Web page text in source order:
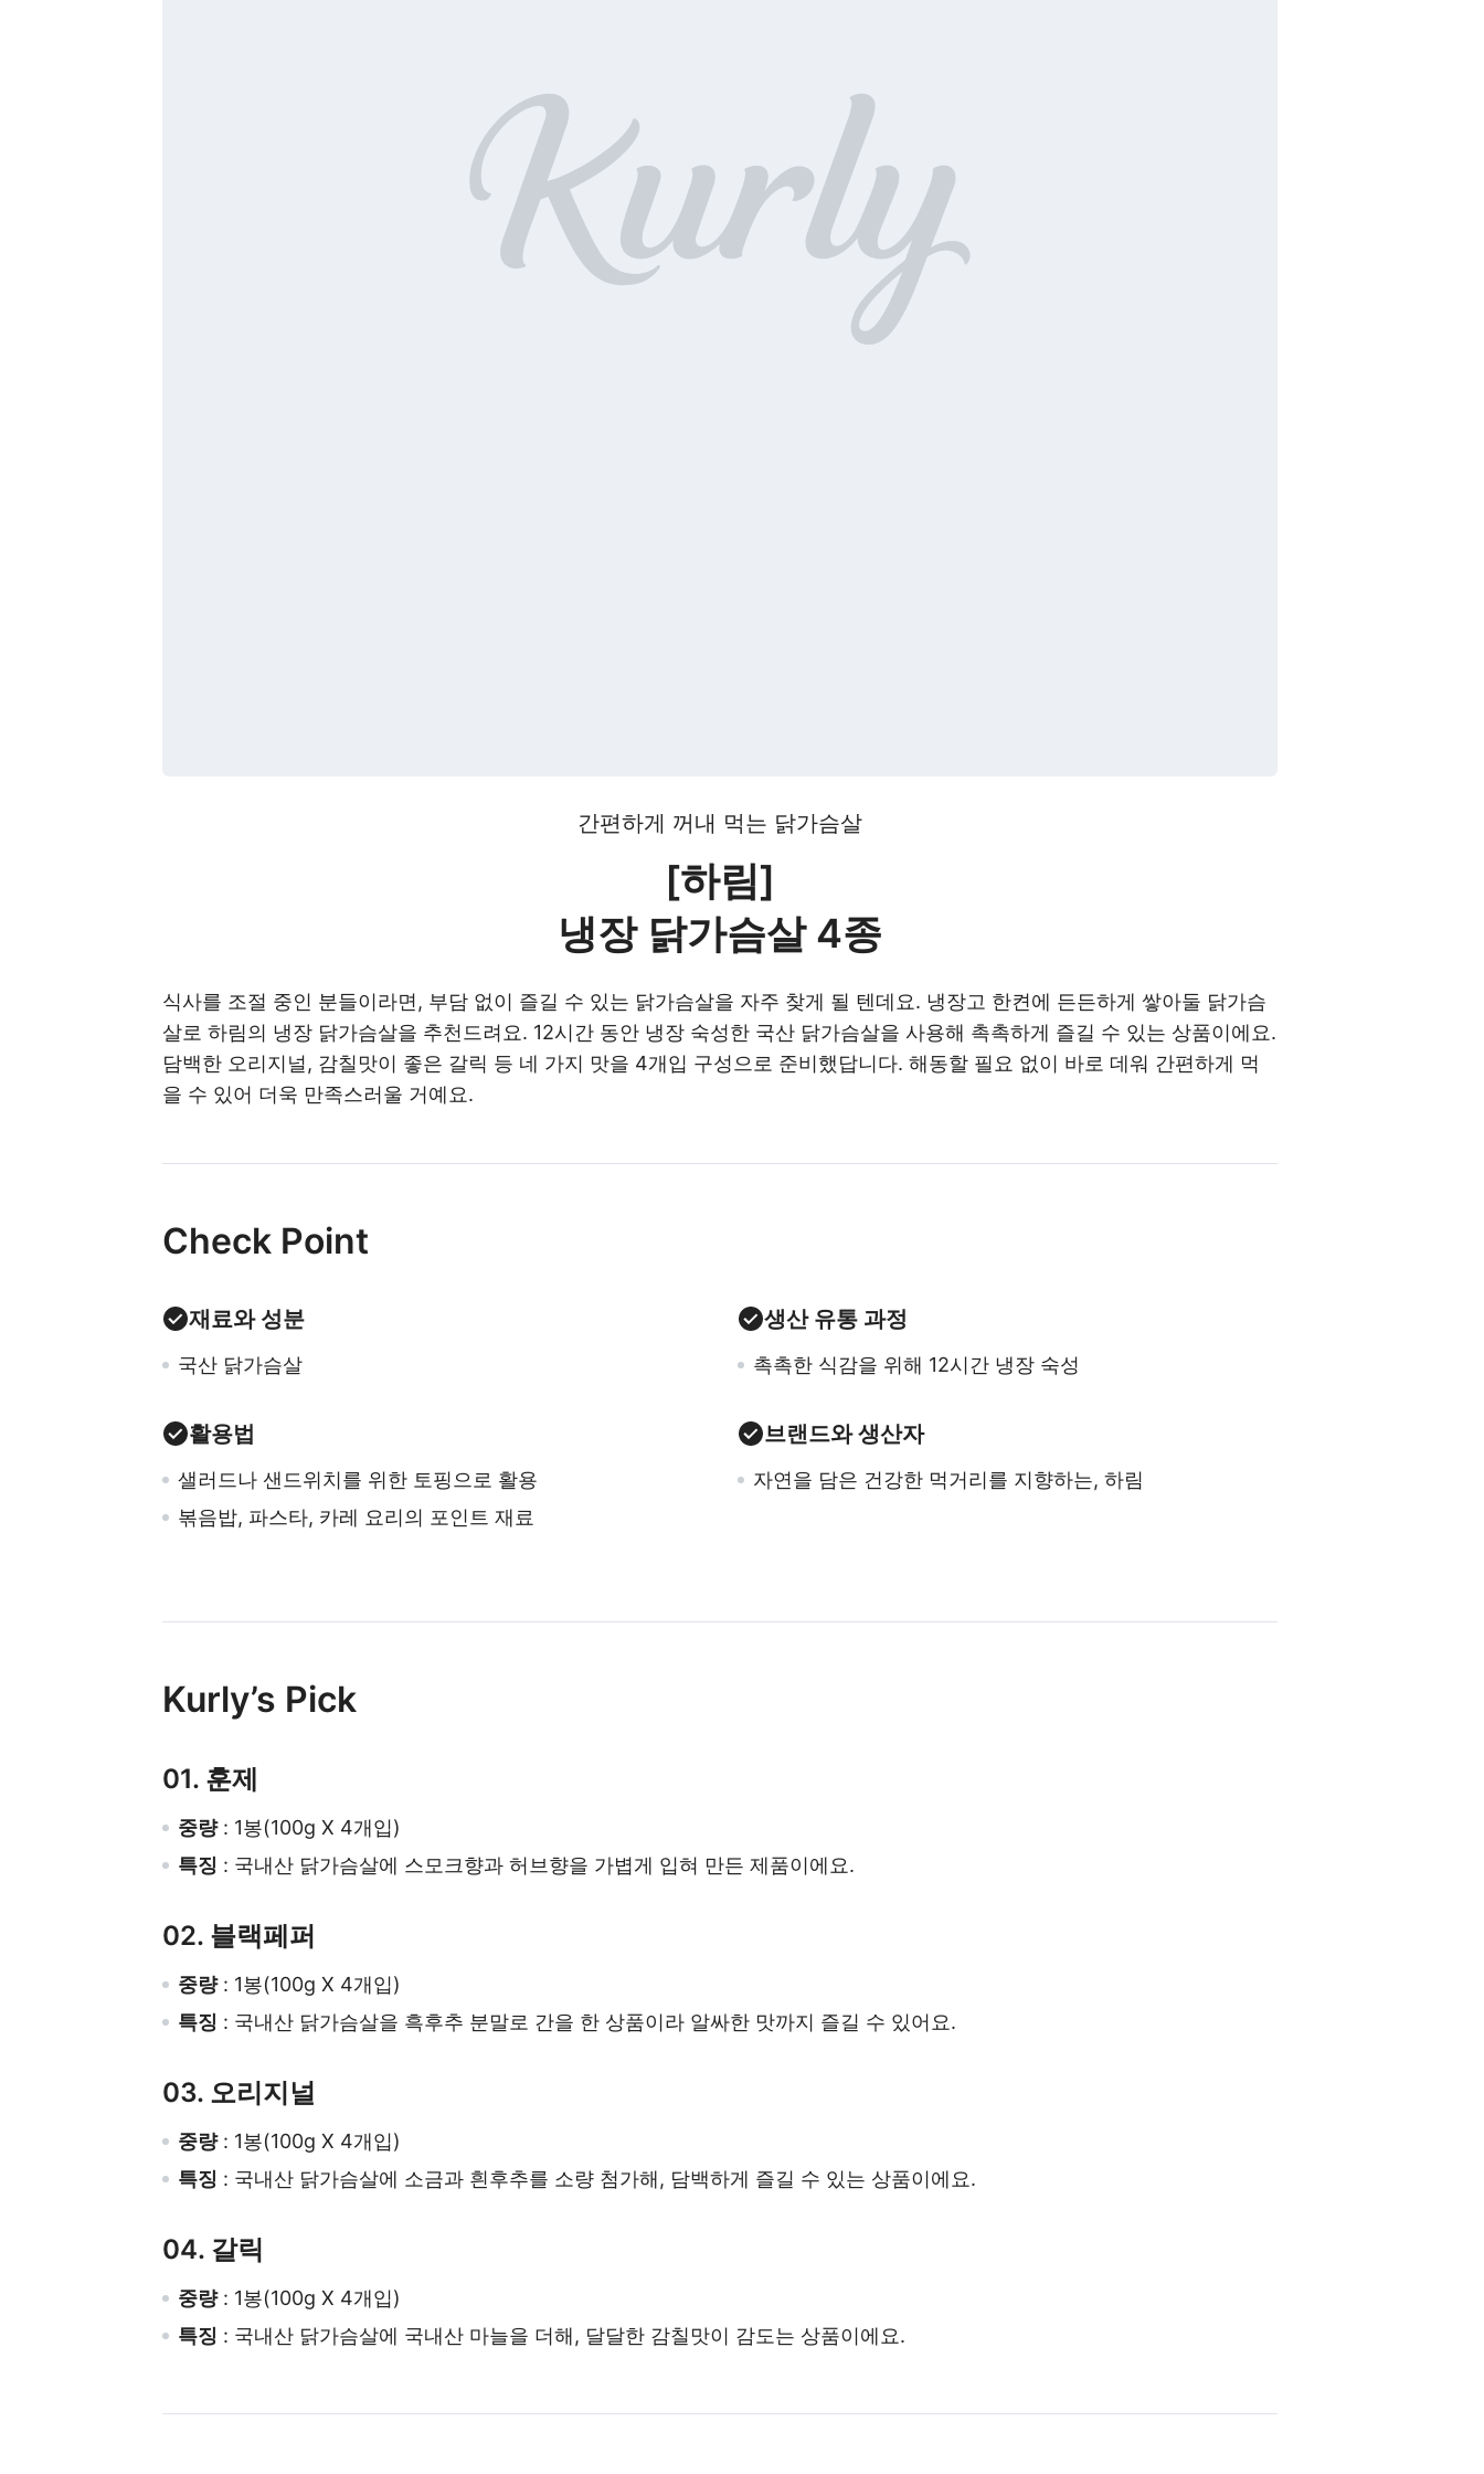
간편하게 꺼내 먹는 닭가슴살
[하림]
냉장 닭가슴살 4종
식사를 조절 중인 분들이라면, 부담 없이 즐길 수 있는 닭가슴살을 자주 찾게 될 텐데요. 냉장고 한켠에 든든하게 쌓아둘 닭가슴
살로 하림의 냉장 닭가슴살을 추천드려요. 12시간 동안 냉장 숙성한 국산 닭가슴살을 사용해 촉촉하게 즐길 수 있는 상품이에요.
담백한 오리지널, 감칠맛이 좋은 갈릭 등 네 가지 맛을 4개입 구성으로 준비했답니다. 해동할 필요 없이 바로 데워 간편하게 먹
을 수 있어 더욱 만족스러울 거예요.
Check Point
재료와 성분
국산 닭가슴살
생산 유통 과정
촉촉한 식감을 위해 12시간 냉장 숙성
활용법
샐러드나 샌드위치를 위한 토핑으로 활용
볶음밥, 파스타, 카레 요리의 포인트 재료
브랜드와 생산자
자연을 담은 건강한 먹거리를 지향하는, 하림
Kurly’s Pick
01. 훈제
중량: 1봉(100g X 4개입)
특징 : 국내산 닭가슴살에 스모크향과 허브향을 가볍게 입혀 만든 제품이에요.
02. 블랙페퍼
중량: 1봉(100g X 4개입)
특징 : 국내산 닭가슴살을 흑후추 분말로 간을 한 상품이라 알싸한 맛까지 즐길 수 있어요.
03. 오리지널
중량: 1봉(100g X 4개입)
특징 : 국내산 닭가슴살에 소금과 흰후추를 소량 첨가해, 담백하게 즐길 수 있는 상품이에요.
04. 갈릭
중량: 1봉(100g X 4개입)
특징 : 국내산 닭가슴살에 국내산 마늘을 더해, 달달한 감칠맛이 감도는 상품이에요.